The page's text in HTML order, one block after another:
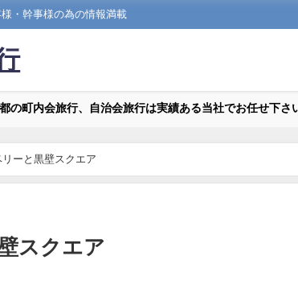
・幹事様の為の情報満載
の町内会旅行、自治会旅行は実績ある当社でお任せ下さ
リーと黒壁スクエア
スクエア